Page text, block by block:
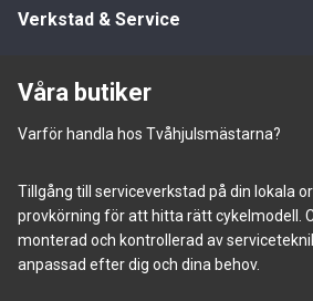
Verkstad & Service
Våra butiker
Varför handla hos Tvåhjulsmästarna?
Tillgång till serviceverkstad på din lokala
provkörning för att hitta rätt cykelmodell.
monterad och kontrollerad av
anpassad efter dig och dina behov.